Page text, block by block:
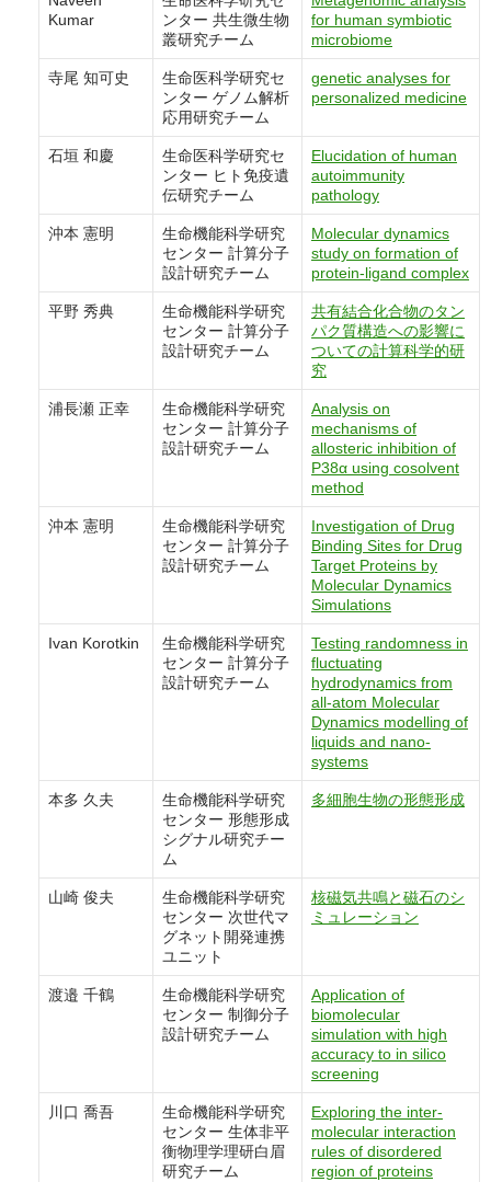
Kumar
ンター 共生微生物
叢研究チーム
for human symbiotic
microbiome
寺尾 知可史
生命医科学研究セ
ンター ゲノム解析
応用研究チーム
genetic analyses for
personalized medicine
石垣 和慶
生命医科学研究セ
ンター ヒト免疫遺
伝研究チーム
Elucidation of human
autoimmunity
pathology
沖本 憲明
生命機能科学研究
センター 計算分子
設計研究チーム
Molecular dynamics
study on formation of
protein-ligand complex
平野 秀典
生命機能科学研究
センター 計算分子
設計研究チーム
共有結合化合物のタン
パク質構造への影響に
ついての計算科学的研
究
浦長瀬 正幸
生命機能科学研究
センター 計算分子
設計研究チーム
Analysis on
mechanisms of
allosteric inhibition of
P38α using cosolvent
method
沖本 憲明
生命機能科学研究
センター 計算分子
設計研究チーム
Investigation of Drug
Binding Sites for Drug
Target Proteins by
Molecular Dynamics
Simulations
Ivan Korotkin
生命機能科学研究
センター 計算分子
設計研究チーム
Testing randomness in
fluctuating
hydrodynamics from
all-atom Molecular
Dynamics modelling of
liquids and nano-
systems
本多 久夫
生命機能科学研究
センター 形態形成
シグナル研究チー
ム
多細胞生物の形態形成
山崎 俊夫
生命機能科学研究
センター 次世代マ
グネット開発連携
ユニット
核磁気共鳴と磁石のシ
ミュレーション
渡邉 千鶴
生命機能科学研究
センター 制御分子
設計研究チーム
Application of
biomolecular
simulation with high
accuracy to in silico
screening
川口 喬吾
生命機能科学研究
センター 生体非平
衡物理学理研白眉
研究チーム
Exploring the inter-
molecular interaction
rules of disordered
region of proteins